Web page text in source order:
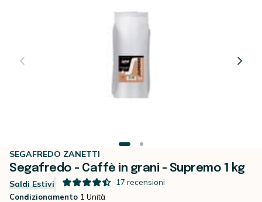
SEGAFREDO ZANETTI
Segafredo - Caffè in grani - Supremo 1 kg
Saldi Estivi 17 recensioni
Condizionamento 1 Unità